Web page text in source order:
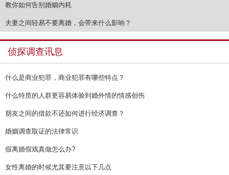
教你如何告别婚姻内耗
夫妻之间轻易不要离婚，会带来什么影响？
侦探调查讯息
什么是商业犯罪，商业犯罪有哪些特点？
什么特质的人群更容易体验到婚外情的情感创伤
朋友之间的借款不还如何进行经济调查？
婚姻调查取证的法律常识
假离婚假戏真做怎么办?
女性离婚的时候尤其要注意以下几点